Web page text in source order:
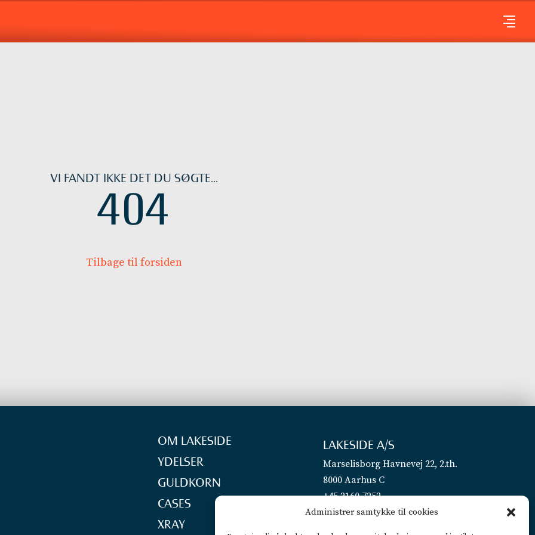
Administrer samtykke til cookies
VI FANDT IKKE DET DU SØGTE...
404
Tilbage til forsiden
OM LAKESIDE
YDELSER
GULDKORN
CASES
XRAY
LAKESIDE A/S
Marselisborg Havnevej 22, 2.th.
8000 Aarhus C
+45 2160 7252
info@lakeside.dk